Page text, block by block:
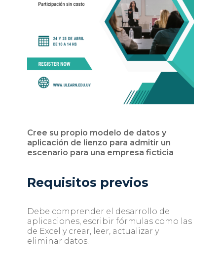
Cree su propio modelo de datos y
aplicación de lienzo para admitir un
escenario para una empresa ficticia
Requisitos previos
Debe comprender el desarrollo de
aplicaciones, escribir fórmulas como las
de Excel y crear, leer, actualizar y
eliminar datos.